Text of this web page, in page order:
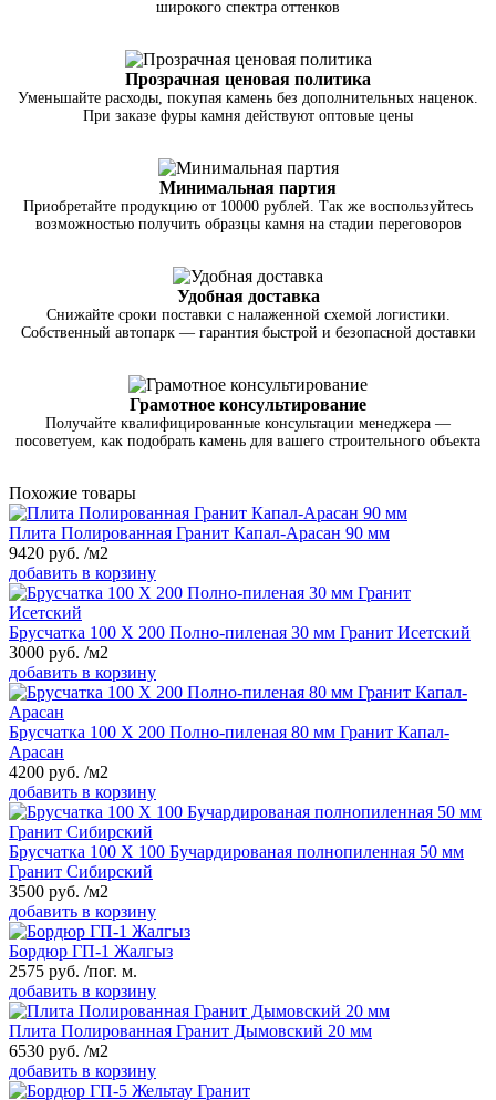
широкого спектра оттенков
Прозрачная ценовая политика
Уменьшайте расходы, покупая камень без дополнительных наценок.
При заказе фуры камня действуют оптовые цены
Минимальная партия
Приобретайте продукцию от 10000 рублей. Так же воспользуйтесь
возможностью получить образцы камня на стадии переговоров
Удобная доставка
Снижайте сроки поставки с налаженной схемой логистики.
Собственный автопарк — гарантия быстрой и безопасной доставки
Грамотное консультирование
Получайте квалифицированные консультации менеджера —
посоветуем, как подобрать камень для вашего строительного объекта
Похожие товары
Плита Полированная Гранит Капал-Арасан 90 мм
9420 руб. /м2
добавить в корзину
Брусчатка 100 Х 200 Полно-пиленая 30 мм Гранит Исетский
3000 руб. /м2
добавить в корзину
Брусчатка 100 Х 200 Полно-пиленая 80 мм Гранит Капал-
Арасан
4200 руб. /м2
добавить в корзину
Брусчатка 100 Х 100 Бучардированая полнопиленная 50 мм
Гранит Сибирский
3500 руб. /м2
добавить в корзину
Бордюр ГП-1 Жалгыз
2575 руб. /пог. м.
добавить в корзину
Плита Полированная Гранит Дымовский 20 мм
6530 руб. /м2
добавить в корзину